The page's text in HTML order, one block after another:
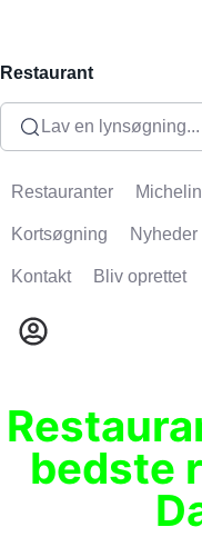
Restaurant
Lav en lynsøgning...
Restauranter Michelin
Kortsøgning Nyheder
Kontakt Bliv oprettet
bedste